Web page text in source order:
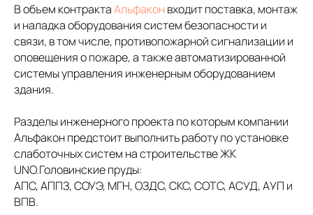
В объем контрактаАльфаконвходит поставка, монтаж
и наладка оборудования систем безопасности и
связи, в том числе, противопожарной сигнализации и
оповещения о пожаре, а также автоматизированной
системы управления инженерным оборудованием
здания.
Разделы инженерного проекта по которым компании
Альфакон предстоит выполнить работу по установке
слаботочных систем на строительстве ЖК
UNO.Головинские пруды:
АПС, АППЗ, СОУЭ, МГН, ОЗДС, СКС, СОТС, АСУД, АУП и
ВПВ.